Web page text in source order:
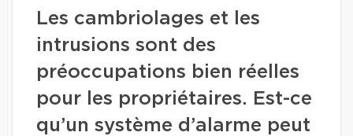
Les cambriolages et les
intrusions sont des
préoccupations bien réelles
pour les propriétaires. Est-ce
qu’un système d’alarme peut